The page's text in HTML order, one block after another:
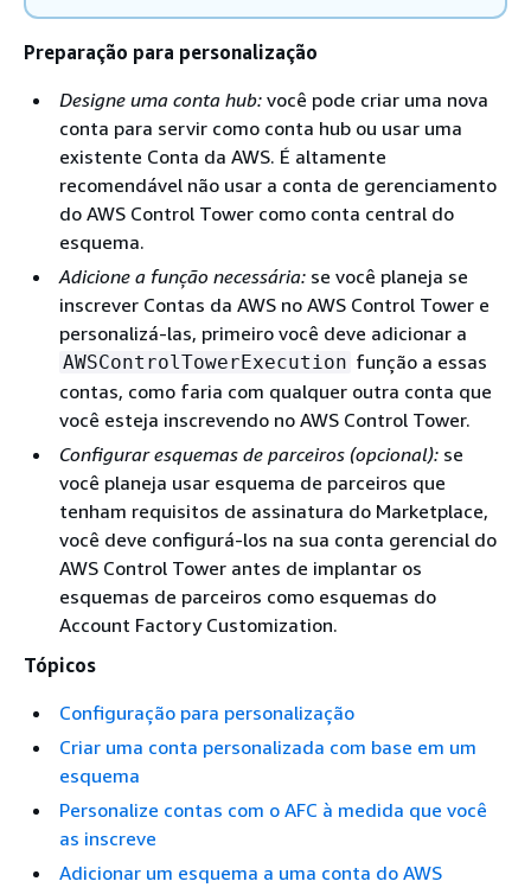
Preparação para personalização
Designe uma conta hub: você pode criar uma nova
conta para servir como conta hub ou usar uma
existente Conta da AWS. É altamente
recomendável não usar a conta de gerenciamento
do AWS Control Tower como conta central do
esquema.
Adicione a função necessária: se você planeja se
inscrever Contas da AWS no AWS Control Tower e
personalizá-las, primeiro você deve adicionar a
AWSControlTowerExecution função a essas
contas, como faria com qualquer outra conta que
você esteja inscrevendo no AWS Control Tower.
Configurar esquemas de parceiros (opcional): se
você planeja usar esquema de parceiros que
tenham requisitos de assinatura do Marketplace,
você deve configurá-los na sua conta gerencial do
AWS Control Tower antes de implantar os
esquemas de parceiros como esquemas do
Account Factory Customization.
Tópicos
Configuração para personalização
Criar uma conta personalizada com base em um
esquema
Personalize contas com o AFC à medida que você
as inscreve
Adicionar um esquema a uma conta do AWS